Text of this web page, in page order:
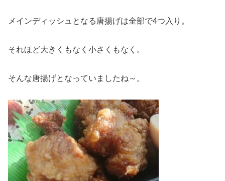
メインディッシュとなる唐揚げは全部で4つ入り。
それほど大きくもなく小さくもなく。
そんな唐揚げとなっていましたね～。